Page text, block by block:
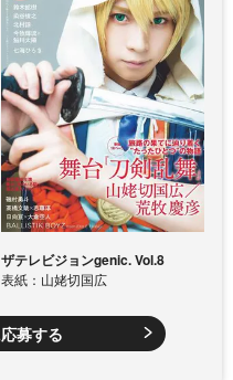
ザテレビジョンgenic. Vol.8
表紙：山姥切国広
募する